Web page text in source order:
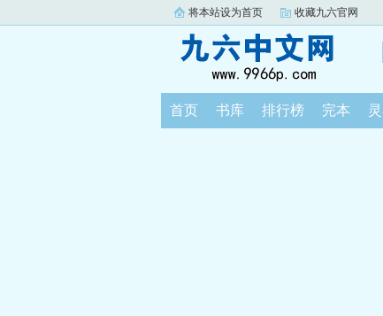
将本站设为首页 收藏九六官网
首页 书库 排行榜 完本